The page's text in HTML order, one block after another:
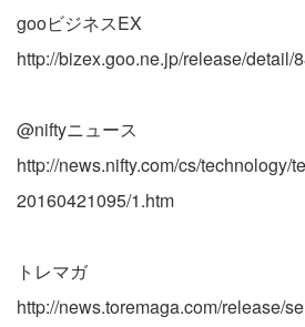
gooビジネスEX
http://bizex.goo.ne.jp/release/detail/
@niftyニュース
http://news.nifty.com/cs/technology/
20160421095/1.htm
トレマガ
http://news.toremaga.com/release/